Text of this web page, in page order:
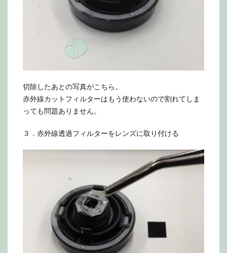
切除したあとの写真がこちら。
赤外線カットフィルターはもう使わないので割れてしま
っても問題ありません。
３．赤外線透過フィルターをレンズに取り付ける